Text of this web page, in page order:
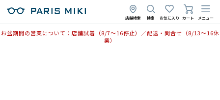
店舗検索 検索 お気に入り カート メニュー
お盆期間の営業について：店舗試着（8/7〜16停止）／配送・問合せ（8/13〜16休
業）